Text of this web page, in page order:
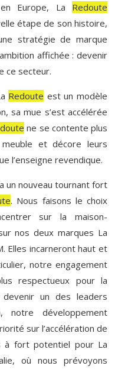
Europe, La Redoute
étape de son histoire,
stratégie de marque
affichée : devenir
ce secteur.
Redoute est un modèle
sa mue s’est accélérée
ne se contente plus
meuble et décore leurs
l’enseigne revendique.
un nouveau tournant fort
. Nous faisons le choix
sur la maison-
nos deux marques La
Elles incarneront haut et
notre engagement
respectueux pour la
un des leaders
notre développement
sur l’accélération de
à fort potentiel pour La
où nous prévoyons